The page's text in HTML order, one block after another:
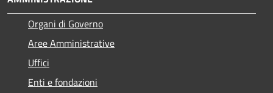
Organi di Governo
Aree Amministrative
Uffici
Enti e fondazioni